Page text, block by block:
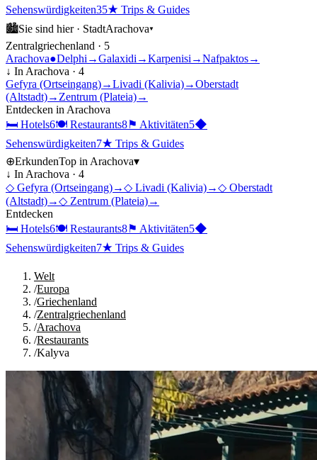
Sehenswürdigkeiten35★ Trips & Guides
🏙Sie sind hier · StadtArachova▾
Zentralgriechenland · 5
Arachova●Delphi →Galaxidi →Karpenisi →Nafpaktos→
↓ In Arachova · 4
Gefyra (Ortseingang)→Livadi (Kalivia)→Oberstadt
(Altstadt)→ Zentrum (Plateia)→
Entdecken in Arachova
🛏 Hotels6🍽 Restaurants8⚑ Aktivitäten5◆
Sehenswürdigkeiten7★ Trips & Guides
⊕ErkundenTop in Arachova▾
↓ In Arachova · 4
◇ Gefyra (Ortseingang)→◇ Livadi (Kalivia)→◇ Oberstadt
(Altstadt)→◇ Zentrum (Plateia)→
Entdecken
🛏 Hotels6🍽 Restaurants8⚑ Aktivitäten5◆
Sehenswürdigkeiten7★ Trips & Guides
Welt
/Europa
/Griechenland
/Zentralgriechenland
/Arachova
/Restaurants
/Kalyva